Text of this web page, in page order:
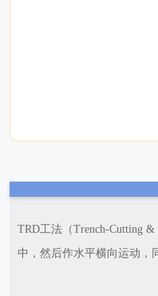
TRD工法（Trench-Cutting
中，然后作水平横向运动，